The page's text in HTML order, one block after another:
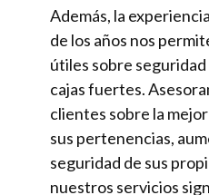
Además, la
de los años nos
útiles sobre
cajas fuertes.
clientes sobre la
sus pertenencias,
seguridad de sus
nuestros servicios